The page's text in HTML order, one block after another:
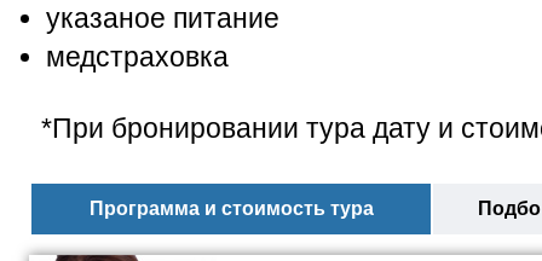
указаное питание
медстраховка
*При бронировании тура дату и
Программа и стоимость тура